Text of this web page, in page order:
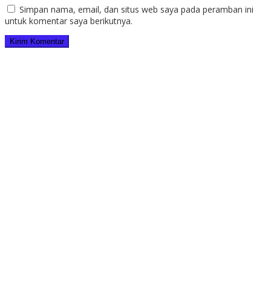
Simpan nama, email, dan situs web saya pada peramban ini
untuk komentar saya berikutnya.